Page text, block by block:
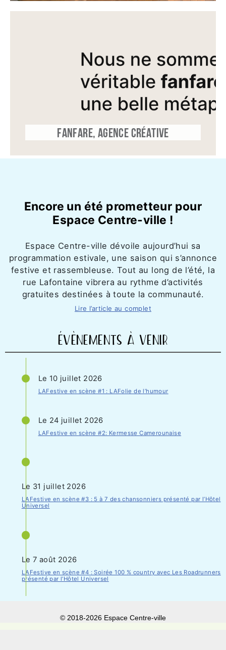
FANFARE, AGENCE CRÉATIVE
Encore un été prometteur pour
Espace Centre-ville !
Espace Centre-ville dévoile aujourd’hui sa
programmation estivale, une saison qui s’annonce
festive et rassembleuse. Tout au long de l’été, la
rue Lafontaine vibrera au rythme d’activités
gratuites destinées à toute la communauté.
Lire l’article au complet
ÉVÈNEMENTS À VENIR
Le 10 juillet 2026
LAFestive en scène #1 : LAFolie de l’humour
Le 24 juillet 2026
LAFestive en scène #2: Kermesse Camerounaise
Le 31 juillet 2026
LAFestive en scène #3 : 5 à 7 des chansonniers présenté par l’Hôtel
Universel
Le 7 août 2026
LAFestive en scène #4 : Soirée 100 % country avec Les Roadrunners
présenté par l’Hôtel Universel
© 2018-2026 Espace Centre-ville